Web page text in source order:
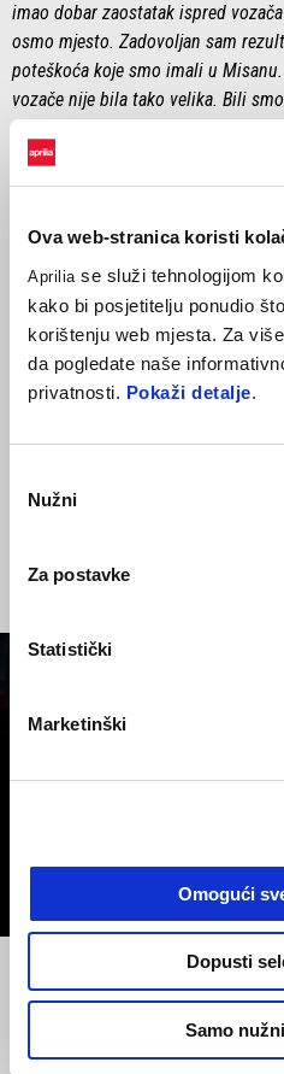
Ova web-stranica koristi
Aprilia se služi tehnologijom
kako bi posjetitelju ponudio
korištenju web mjesta. Za
da pogledate naše
privatnosti. Pokaži detalje.
pristanka
Nužni
Za postavke
Statistički
Marketinški
Omogući
Dopusti
Samo
imao dobar zaostatak ispred
osmo mjesto. Zadovoljan sam
poteškoća koje smo imali u
vozače nije bila tako velika. Bili
očekivao. Pogotovo u prve dvije
brzi.”
“Na tako tužan vikend za
Salvadorija, želimo ga se sjećati s
topli zagrljaj. Također je bilo divno
vikenda, posebno s obzirom na
Romagna nedavno suočila s
smo što je Aleix ponovno otkrio
završili na postolju. Šteta je zbog
fazama, ali sve u svemu, ponovno
još uvijek nije na istoj razini kao na
item
item
Item
Item
Subota, 21. rujna 2024.: Sprint